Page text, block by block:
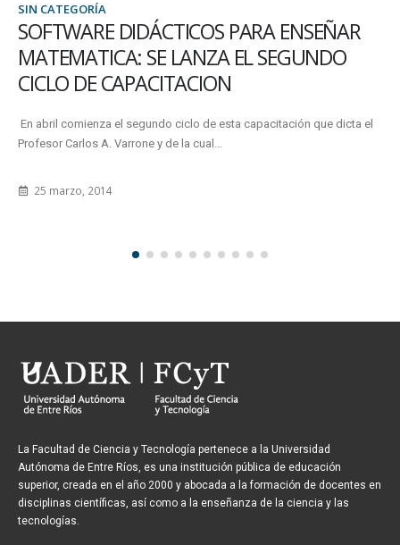
SIN CATEGORÍA
SOFTWARE DIDÁCTICOS PARA ENSEÑAR
MATEMATICA: SE LANZA EL SEGUNDO
CICLO DE CAPACITACION
En abril comienza el segundo ciclo de esta capacitación que dicta el
Profesor Carlos A. Varrone y de la cual...
25 marzo, 2014
La Facultad de Ciencia y Tecnología pertenece a la Universidad
Autónoma de Entre Ríos, es una institución pública de educación
superior, creada en el año 2000 y abocada a la formación de docentes en
disciplinas científicas, así como a la enseñanza de la ciencia y las
tecnologías.